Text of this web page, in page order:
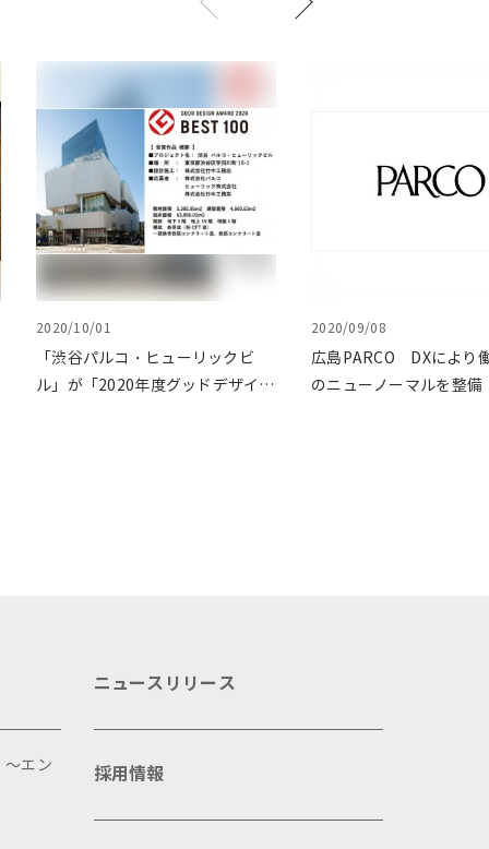
2020/10/01
「渋谷パルコ・ヒューリックビ
ル」が「2020年度グッドデザイ
2020/09/08
広島PARCO DXにより
のニューノーマルを整備
エン
ニュースリリース
採用情報